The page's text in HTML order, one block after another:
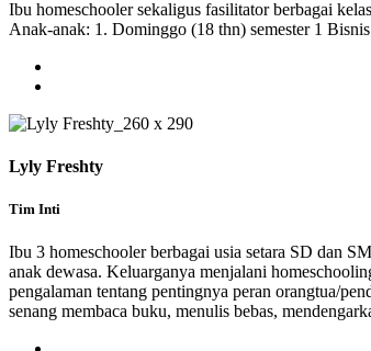
Ibu homeschooler sekaligus fasilitator berbagai
Anak-anak: 1. Dominggo (18 thn) semester 1
Lyly Freshty
Tim Inti
Ibu 3 homeschooler berbagai usia setara SD dan
anak dewasa. Keluarganya menjalani
pengalaman tentang pentingnya peran orangtua/
senang membaca buku, menulis bebas,